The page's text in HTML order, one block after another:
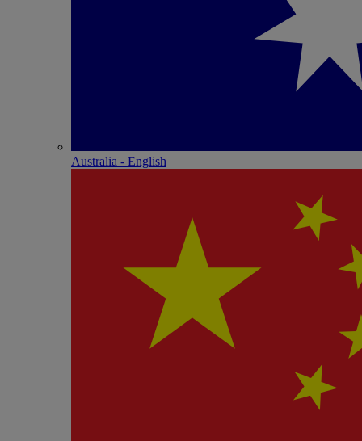
Australia - English